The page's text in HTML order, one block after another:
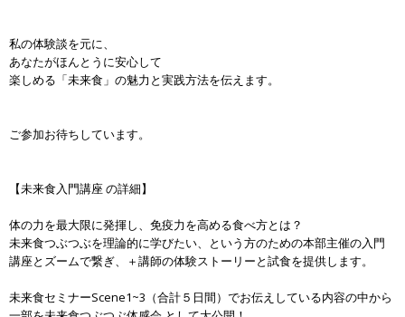
私の体験談を元に、
あなたがほんとうに安心して
楽しめる「未来食」の魅力と実践方法を伝えます。
ご参加お待ちしています。
【未来食入門講座 の詳細】
体の力を最大限に発揮し、免疫力を高める食べ方とは？
未来食つぶつぶを理論的に学びたい、という方のための本部主催の入門
講座とズームで繋ぎ、＋講師の体験ストーリーと試食を提供します。
未来食セミナーScene1~3（合計５日間）でお伝えしている内容の中から